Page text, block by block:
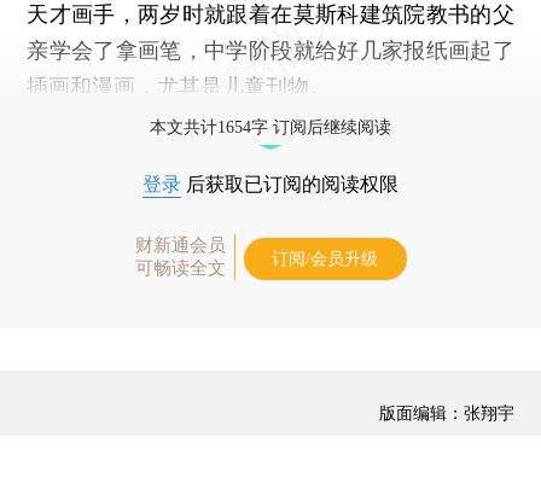
天才画手，两岁时就跟着在莫斯科建筑院教书的父
亲学会了拿画笔，中学阶段就给好几家报纸画起了
插画和漫画，尤其是儿童刊物。
本文共计1654字 订阅后继续阅读
登录 后获取已订阅的阅读权限
财新通会员
可畅读全文
订阅/会员升级
版面编辑：张翔宇